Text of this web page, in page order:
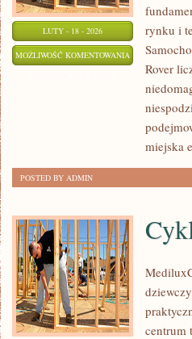
LUTY - 18 - 2026
MOŻLIWOŚĆ KOMENTOWANIA LUKSUSOWE
SUV-
rynku i
Rover
miejska
POSTED BY ADMIN
centrum